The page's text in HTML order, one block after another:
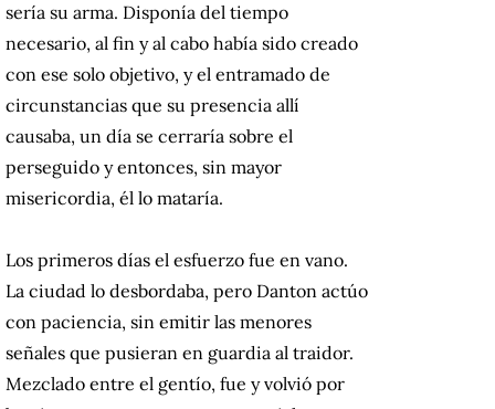
sería su arma. Disponía del tiempo
necesario, al fin y al cabo había sido creado
con ese solo objetivo, y el entramado de
circunstancias que su presencia allí
causaba, un día se cerraría sobre el
perseguido y entonces, sin mayor
misericordia, él lo mataría.
Los primeros días el esfuerzo fue en vano.
La ciudad lo desbordaba, pero Danton actúo
con paciencia, sin emitir las menores
señales que pusieran en guardia al traidor.
Mezclado entre el gentío, fue y volvió por